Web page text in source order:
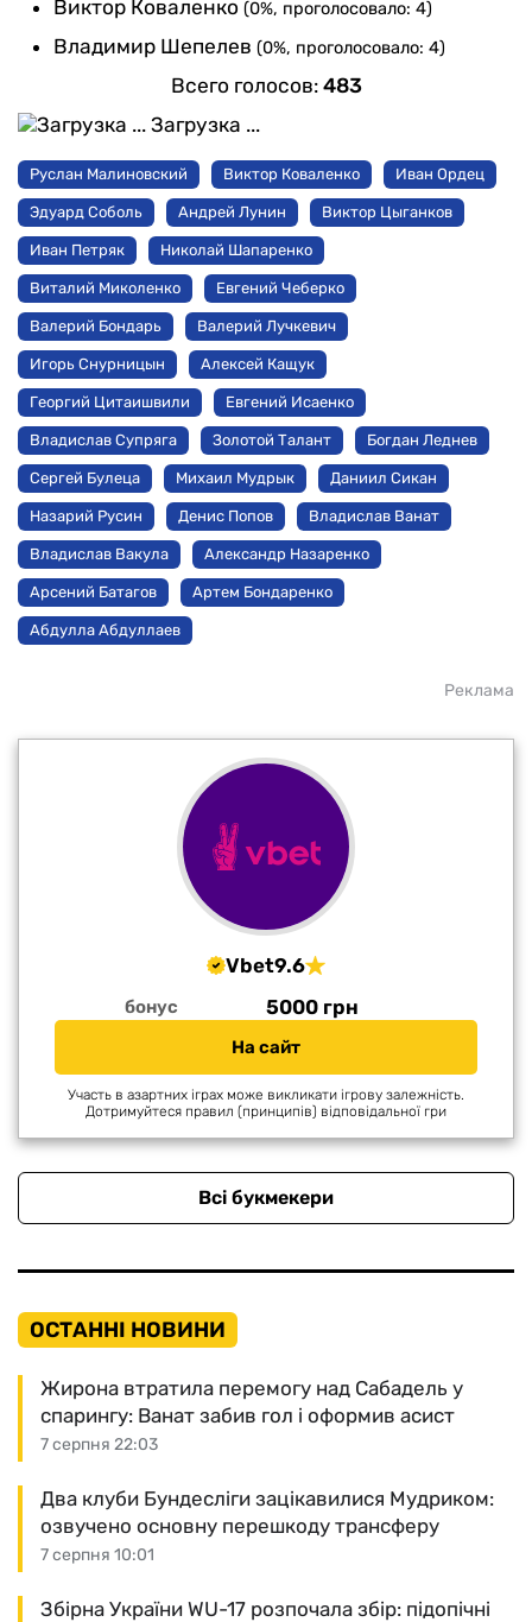
Виктор Коваленко (0%, проголосовало: 4)
Владимир Шепелев (0%, проголосовало: 4)
Всего голосов: 483
Загрузка ...
Руслан Малиновский Виктор Коваленко Иван Ордец
Эдуард Соболь Андрей Лунин Виктор Цыганков
Иван Петряк Николай Шапаренко
Виталий Миколенко Евгений Чеберко
Валерий Бондарь Валерий Лучкевич
Игорь Снурницын Алексей Кащук
Георгий Цитаишвили Евгений Исаенко
Владислав Супряга Золотой Талант Богдан Леднев
Сергей Булеца Михаил Мудрык Даниил Сикан
Назарий Русин Денис Попов Владислав Ванат
Владислав Вакула Александр Назаренко
Арсений Батагов Артем Бондаренко
Абдулла Абдуллаев
Реклама
Vbet9.6
бонус 5000 грн
На сайт
Участь в азартних іграх може викликати ігрову залежність.
Дотримуйтеся правил (принципів) відповідальної гри
Всі букмекери
ОСТАННІ НОВИНИ
7 серпня 22:03
Жирона втратила перемогу над Сабадель у
спарингу: Ванат забив гол і оформив асист
7 серпня 10:01
Два клуби Бундесліги зацікавилися Мудриком:
озвучено основну перешкоду трансферу
Збірна України WU-17 розпочала збір: підопічні